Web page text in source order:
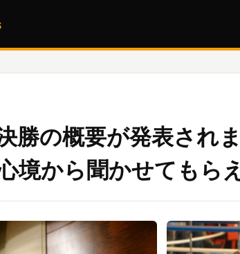
の概要が発表され
境から聞かせてもら